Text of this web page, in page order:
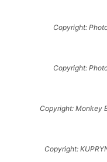
Copyright:
Copyright:
Copyright: Monkey
Copyright: